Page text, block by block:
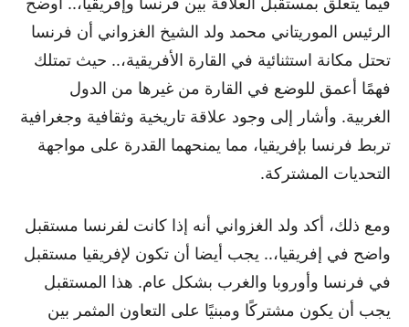
الرئيس الموريتاني محمد ولد الشيخ الغزواني أن فرنسا
تحتل مكانة استثنائية في القارة الأفريقية،.. حيث تمتلك
فهمًا أعمق للوضع في القارة من غيرها من الدول
الغربية. وأشار إلى وجود علاقة تاريخية وثقافية وجغرافية
تربط فرنسا بإفريقيا، مما يمنحهما القدرة على مواجهة
التحديات المشتركة.
ومع ذلك، أكد ولد الغزواني أنه إذا كانت لفرنسا مستقبل
واضح في إفريقيا،.. يجب أيضا أن تكون لإفريقيا مستقبل
في فرنسا وأوروبا والغرب بشكل عام. هذا المستقبل
يجب أن يكون مشتركًا ومبنيًا على التعاون المثمر بين